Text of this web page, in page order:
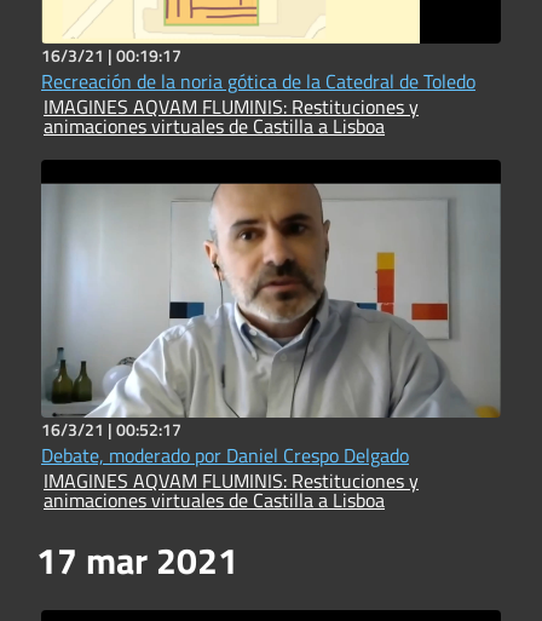
16/3/21 |00:19:17
Recreación de la noria gótica de la Catedral de Toledo
IMAGINES AQVAM FLUMINIS: Restituciones y
animaciones virtuales de Castilla a Lisboa
16/3/21 |00:52:17
Debate, moderado por Daniel Crespo Delgado
IMAGINES AQVAM FLUMINIS: Restituciones y
animaciones virtuales de Castilla a Lisboa
17 mar 2021